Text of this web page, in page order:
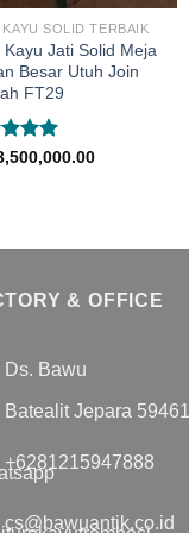
KAYU SOLID TERBAIK
Kayu Jati Solid Meja
Besar Utuh Join
FT29
5.00
& OFFICE
Ds. Bawu
Batealit Jepara 59461
+6281215947888
cs@bawuantik.co.id